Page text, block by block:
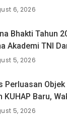
Masih Menjadi
6, 2026
Bhakti Tahun
Akademi TNI
Rakyat
5, 2026
Perluasan
KUHAP Baru,
Seminar
5, 2026